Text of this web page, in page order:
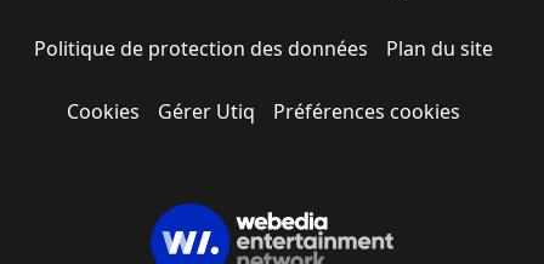
Politique de protection des données Plan du site
Cookies Gérer Utiq Préférences cookies